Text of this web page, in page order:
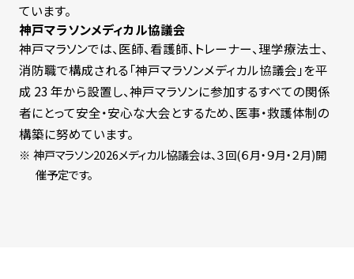
ています。
神戸マラソンメディカル協議会
神戸マラソンでは、医師、看護師、トレーナー、理学療法士、
消防職で構成される「神戸マラソンメディカル協議会」を平
成 23年から設置し、神戸マラソンに参加するすべての関係
者にとって安全・安心な大会とするため、医事・救護体制の
構築に努めています。
神戸マラソン2026メディカル協議会は、３回(６月・９月・２月)開
催予定です。